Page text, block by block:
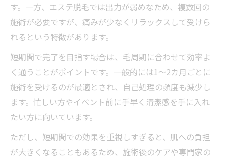
す。一方、エステ脱毛では出力が弱めなため、複数回の
施術が必要ですが、痛みが少なくリラックスして受けら
れるという特徴があります。
短期間で完了を目指す場合は、毛周期に合わせて効率よ
く通うことがポイントです。一般的には1～2カ月ごとに
施術を受けるのが最適とされ、自己処理の頻度も減少し
ます。忙しい方やイベント前に手早く清潔感を手に入れ
たい方に向いています。
ただし、短期間での効果を重視しすぎると、肌への負担
が大きくなることもあるため、施術後のケアや専門家の